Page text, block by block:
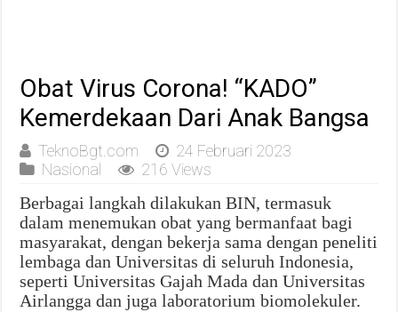
Obat Virus Corona! “KADO”
Kemerdekaan Dari Anak Bangsa
TeknoBgt.com
24 Februari 2023
Nasional
216 Views
Berbagai langkah dilakukan BIN, termasuk
dalam menemukan obat yang bermanfaat bagi
masyarakat, dengan bekerja sama dengan peneliti
lembaga dan Universitas di seluruh Indonesia,
seperti Universitas Gajah Mada dan Universitas
Airlangga dan juga laboratorium biomolekuler.